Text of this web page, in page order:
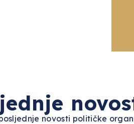
novosti političke